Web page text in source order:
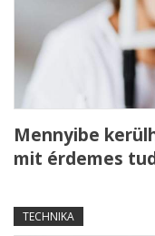
Mennyibe
mit érdemes
TECHNIKA